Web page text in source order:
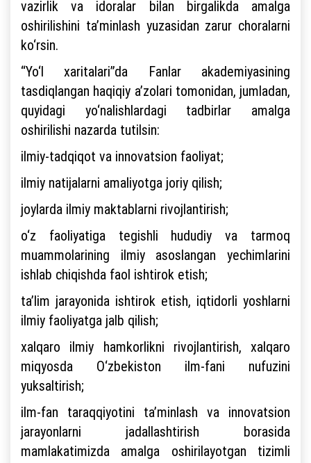
vazirlik va idoralar bilan birgalikda amalga
oshirilishini ta’minlash yuzasidan zarur choralarni
ko‘rsin.
“Yo‘l xaritalari”da Fanlar akademiyasining
tasdiqlangan haqiqiy a’zolari tomonidan, jumladan,
quyidagi yo‘nalishlardagi tadbirlar amalga
oshirilishi nazarda tutilsin:
ilmiy-tadqiqot va innovatsion faoliyat;
ilmiy natijalarni amaliyotga joriy qilish;
joylarda ilmiy maktablarni rivojlantirish;
o‘z faoliyatiga tegishli hududiy va tarmoq
muammolarining ilmiy asoslangan yechimlarini
ishlab chiqishda faol ishtirok etish;
ta’lim jarayonida ishtirok etish, iqtidorli yoshlarni
ilmiy faoliyatga jalb qilish;
xalqaro ilmiy hamkorlikni rivojlantirish, xalqaro
miqyosda O‘zbekiston ilm-fani nufuzini
yuksaltirish;
ilm-fan taraqqiyotini ta’minlash va innovatsion
jarayonlarni jadallashtirish borasida
mamlakatimizda amalga oshirilayotgan tizimli